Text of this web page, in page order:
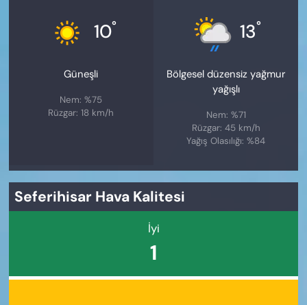
10°
Güneşli
Nem: %75
Rüzgar: 18 km/h
13°
Bölgesel düzensiz yağmur
yağışlı
Nem: %71
Rüzgar: 45 km/h
Yağış Olasılığı: %84
Seferihisar Hava Kalitesi
İyi
1